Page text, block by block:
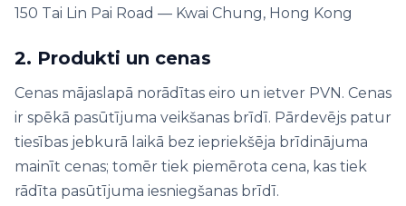
150 Tai Lin Pai Road — Kwai Chung, Hong Kong
2. Produkti un cenas
Cenas mājaslapā norādītas eiro un ietver PVN. Cenas
ir spēkā pasūtījuma veikšanas brīdī. Pārdevējs patur
tiesības jebkurā laikā bez iepriekšēja brīdinājuma
mainīt cenas; tomēr tiek piemērota cena, kas tiek
rādīta pasūtījuma iesniegšanas brīdī.